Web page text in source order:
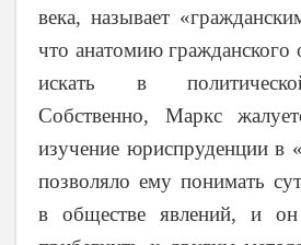
века, называет
что анатомию гражданского
искать в
Собственно, Маркс
изучение юриспруденции в
позволяло ему понимать
в обществе явлений, и